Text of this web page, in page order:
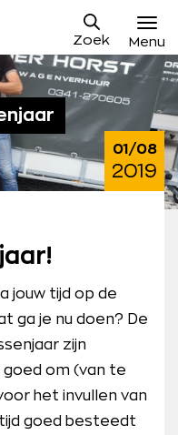
Zoek Menu
01/08
2019
jouw tijd op de
ga je nu doen? De
zijn
om (van te
het invullen van
goed besteedt